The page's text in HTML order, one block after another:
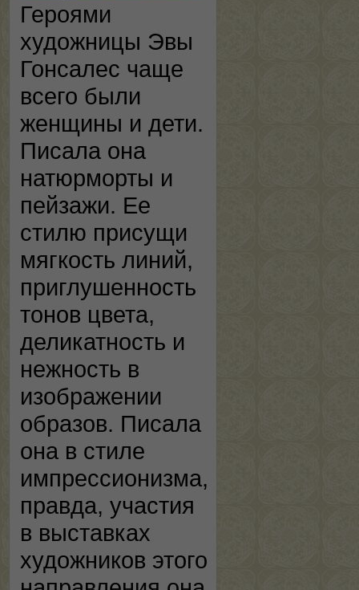
Героями
художницы Эвы
Гонсалес чаще
всего были
женщины и дети.
Писала она
натюрморты и
пейзажи. Ее
стилю присущи
мягкость линий,
приглушенность
тонов цвета,
деликатность и
нежность в
изображении
образов. Писала
она в стиле
импрессионизма,
правда, участия
в выставках
художников этого